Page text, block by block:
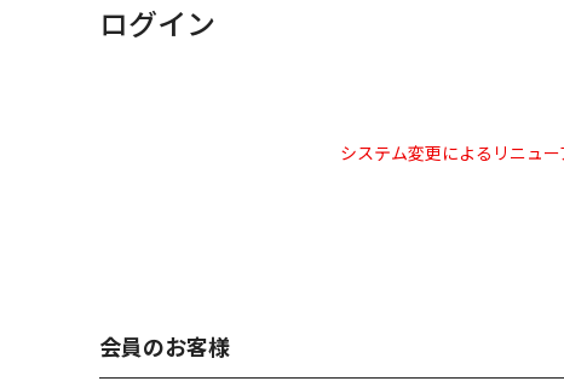
ログイン
システム変更によるリニュ
会員のお客様